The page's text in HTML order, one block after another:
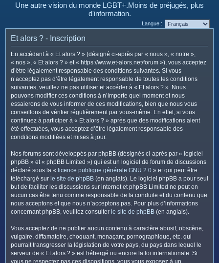
e
Une autre vision du monde LGBT+.Moins de préjugés, plus
d'information.
Langue :
Et alors ? - Inscription
En accédant à « Et alors ? » (désigné ci-après par « nous », « notre »,
« nos », « Et alors ? » et « https://www.et-alors.net/forum »), vous acceptez
d’être légalement responsable des conditions suivantes. Si vous
n’acceptez pas d’être légalement responsable de toutes les conditions
suivantes, veuillez ne pas utiliser et accéder à « Et alors ? ». Nous
pouvons modifier ces conditions à n’importe quel moment et nous
essaierons de vous informer de ces modifications, bien que nous vous
conseillons de vérifier régulièrement par vous-même. En effet, si vous
continuez à participer à « Et alors ? » après que des modifications aient
été effectuées, vous acceptez d’être légalement responsable des
conditions modifiées et mises à jour.
Nos forums sont développés par phpBB (désignés ci-après par « logiciel
phpBB » et « phpBB Limited ») qui est un logiciel de forum de discussions
déclaré sous la « licence publique générale GNU 2.0 » et qui peut être
téléchargé sur le site de phpBB (en anglais). Le logiciel phpBB a pour seul
but de faciliter les discussions sur internet et phpBB Limited ne peut en
aucun cas être tenu comme responsable de la conduite et du contenu que
nous acceptons et que nous n’acceptons pas. Pour plus d’informations
concernant phpBB, veuillez consulter le site de phpBB (en anglais).
Vous acceptez de ne publier aucun contenu à caractère abusif, obscène,
vulgaire, diffamatoire, choquant, menaçant, pornographique, etc. qui
pourrait transgresser la législation de votre pays, du pays dans lequel le
serveur de « Et alors ? » est hébergé ou encore la loi internationale. Si
vous ne respectez pas ces dispositions, vous vous exposez à un